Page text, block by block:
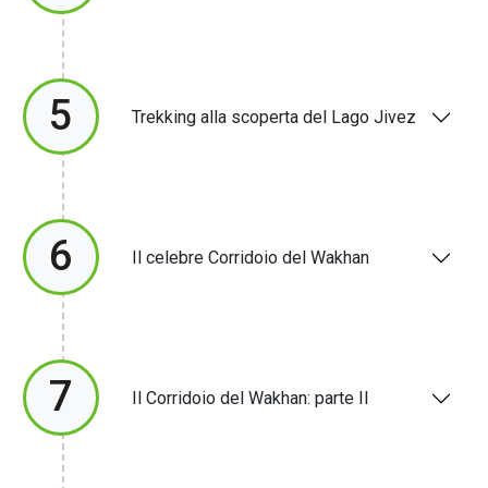
5 Trekking alla scoperta del Lago Jivez
6 Il celebre Corridoio del Wakhan
7 Il Corridoio del Wakhan: parte II